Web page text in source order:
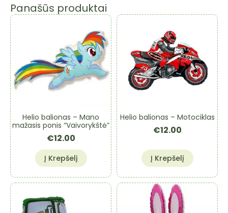
Panašūs produktai
Helio balionas – Mano
mažasis ponis “Vaivorykštė”
€12.00
Į Krepšelį
Helio balionas – Motociklas
€12.00
Į Krepšelį